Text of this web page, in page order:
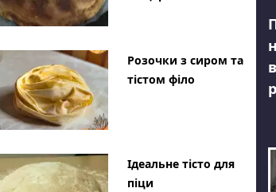
Розочки з сиром та
тістом філо
Ідеальне тісто для
піци